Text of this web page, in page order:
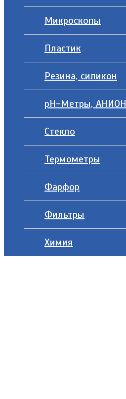
Микроскопы
Пластик
Резина, силикон
рН-Метры, АНИОН
Стекло
Термометры
Фарфор
Фильтры
Химия